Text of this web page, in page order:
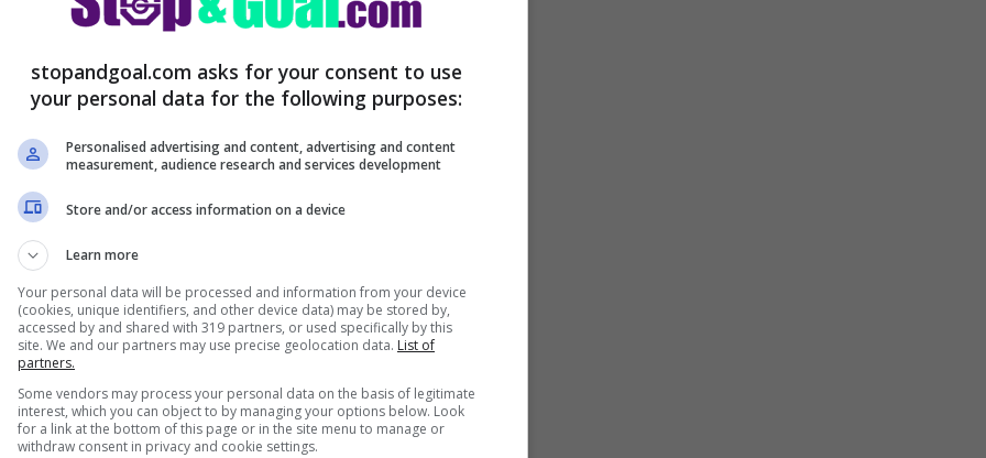
al meglio la strada che l’attaccante
gratis, è l’attaccante
stopandgoal.com asks for your consent to use
your personal data for the following purposes:
Personalised advertising and content, advertising and content
measurement, audience research and services development
Store and/or access information on a device
Learn more
Your personal data will be processed and information from your device
(cookies, unique identifiers, and other device data) may be stored by,
accessed by and shared with 319 partners, or used specifically by this
site. We and our partners may use precise geolocation data. List of
partners.
Some vendors may process your personal data on the basis of legitimate
interest, which you can object to by managing your options below. Look
for a link at the bottom of this page or in the site menu to manage or
withdraw consent in privacy and cookie settings.